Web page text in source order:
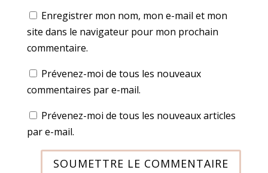
Enregistrer mon nom, mon e-mail et mon
site dans le navigateur pour mon prochain
commentaire.
Prévenez-moi de tous les nouveaux
commentaires par e-mail.
Prévenez-moi de tous les nouveaux articles
par e-mail.
SOUMETTRE LE COMMENTAIRE